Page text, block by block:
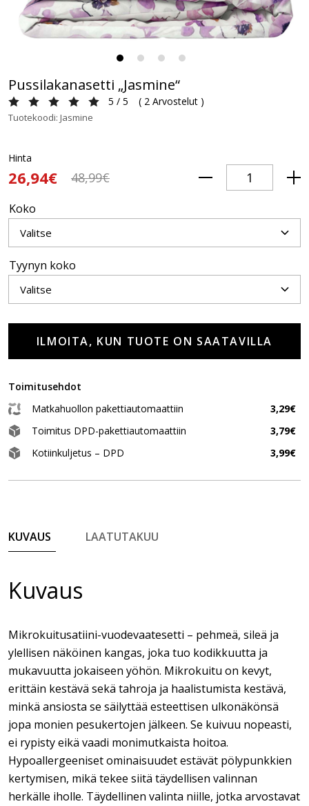
Pussilakanasetti „Jasmine“
5 / 5 ( 2 Arvostelut )
Tuotekoodi: Jasmine
Hinta
26,94€ 48,99€
Koko
Tyynyn koko
ILMOITA, KUN TUOTE ON SAATAVILLA
Toimitusehdot
Matkahuollon pakettiautomaattiin
3,29€
Toimitus DPD-pakettiautomaattiin
3,79€
Kotiinkuljetus – DPD
3,99€
KUVAUS LAATUTAKUU
Kuvaus
Mikrokuitusatiini-vuodevaatesetti – pehmeä, sileä ja
ylellisen näköinen kangas, joka tuo kodikkuutta ja
mukavuutta jokaiseen yöhön. Mikrokuitu on kevyt,
erittäin kestävä sekä tahroja ja haalistumista kestävä,
minkä ansiosta se säilyttää esteettisen ulkonäkönsä
jopa monien pesukertojen jälkeen. Se kuivuu nopeasti,
ei rypisty eikä vaadi monimutkaista hoitoa.
Hypoallergeeniset ominaisuudet estävät pölypunkkien
kertymisen, mikä tekee siitä täydellisen valinnan
herkälle iholle. Täydellinen valinta niille, jotka arvostavat